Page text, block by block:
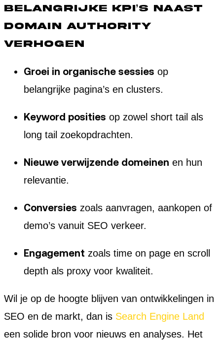
Belangrijke KPI’s naast
domain authority
verhogen
Groei in organische sessies op
belangrijke pagina’s en clusters.
Keyword posities op zowel short tail als
long tail zoekopdrachten.
Nieuwe verwijzende domeinen en hun
relevantie.
Conversies zoals aanvragen, aankopen of
demo’s vanuit SEO verkeer.
Engagement zoals time on page en scroll
depth als proxy voor kwaliteit.
Wil je op de hoogte blijven van ontwikkelingen in
SEO en de markt, dan is Search Engine Land
een solide bron voor nieuws en analyses. Het